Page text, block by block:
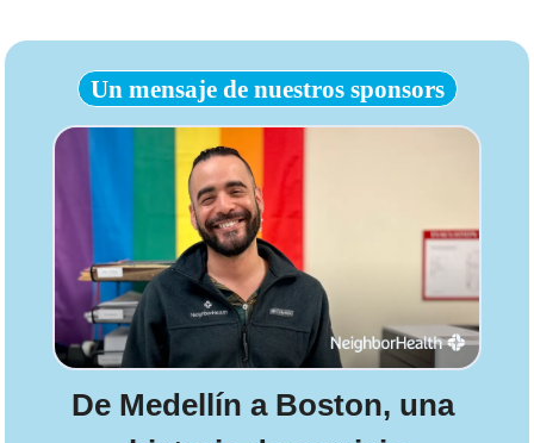
Un mensaje de nuestros sponsors
De Medellín a Boston, una